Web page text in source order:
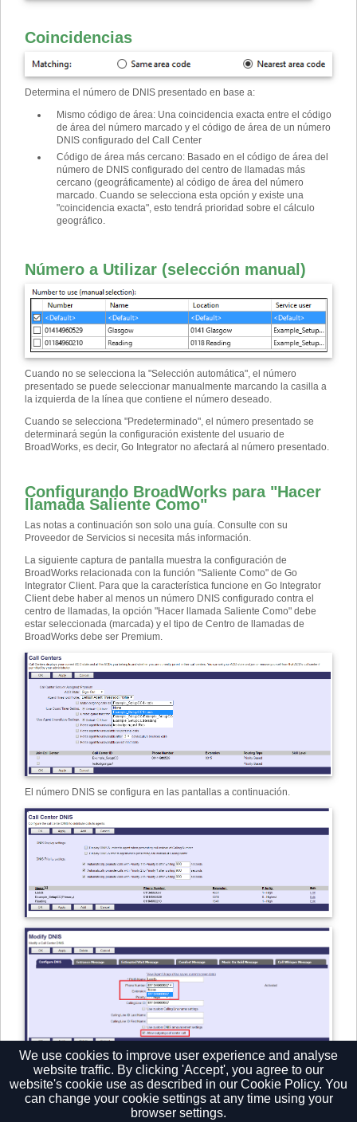
Coincidencias
Determina el número de DNIS presentado en base a:
Mismo código de área: Una coincidencia exacta entre el código
de área del número marcado y el código de área de un número
DNIS configurado del Call Center
Código de área más cercano: Basado en el código de área del
número de DNIS configurado del centro de llamadas más
cercano (geográficamente) al código de área del número
marcado. Cuando se selecciona esta opción y existe una
"coincidencia exacta", esto tendrá prioridad sobre el cálculo
geográfico.
Número a Utilizar (selección manual)
Cuando no se selecciona la "Selección automática", el número
presentado se puede seleccionar manualmente marcando la casilla a
la izquierda de la línea que contiene el número deseado.
Cuando se selecciona "Predeterminado", el número presentado se
determinará según la configuración existente del usuario de
BroadWorks, es decir, Go Integrator no afectará al número presentado.
Configurando BroadWorks para "Hacer
llamada Saliente Como"
Las notas a continuación son solo una guía. Consulte con su
Proveedor de Servicios si necesita más información.
La siguiente captura de pantalla muestra la configuración de
BroadWorks relacionada con la función "Saliente Como" de Go
Integrator Client. Para que la característica funcione en Go Integrator
Client debe haber al menos un número DNIS configurado contra el
centro de llamadas, la opción "Hacer llamada Saliente Como" debe
estar seleccionada (marcada) y el tipo de Centro de llamadas de
BroadWorks debe ser Premium.
El número DNIS se configura en las pantallas a continuación.
We use cookies to improve user experience and analyse
website traffic. By clicking 'Accept', you agree to our
website's cookie use as described in our Cookie Policy. You
can change your cookie settings at any time using your
browser settings.